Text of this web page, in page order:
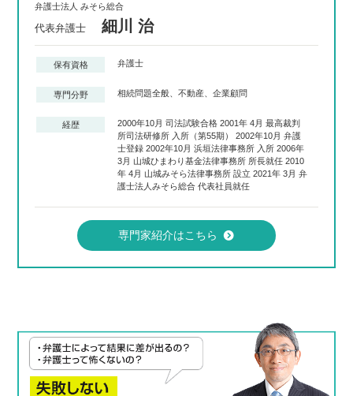
弁護士法人 みそら総合
代表弁護士 細川 治
保有資格 弁護士
専門分野 相続問題全般、不動産、企業顧問
経歴
2000年10月 司法試験合格 2001年 4月 最高裁判
所司法研修所 入所（第55期） 2002年10月 弁護
士登録 2002年10月 浜垣法律事務所 入所 2006年
3月 山城ひまわり基金法律事務所 所長就任 2010
年 4月 山城みそら法律事務所 設立 2021年 3月 弁
護士法人みそら総合 代表社員就任
専門家紹介はこちら